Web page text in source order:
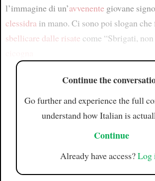
l’immagine di un’avvenentegiovane
clessidrain mano. Ci sono poi slogan che
sbellicare dalle risate come “Sbrigati,
Continue the
Go further and experience the full
understand how Italian is
Continue
Already have access?Log